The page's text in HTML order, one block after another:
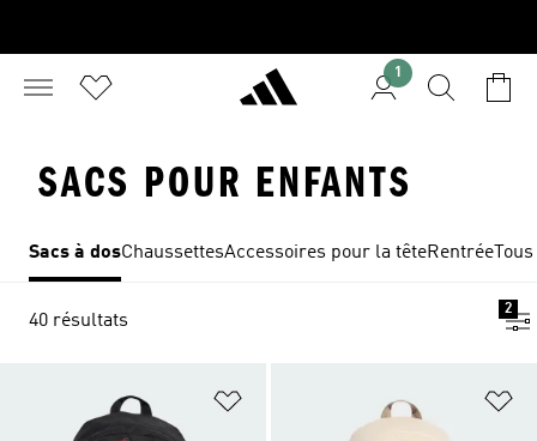
1
SACS POUR ENFANTS
Sacs à dosChaussettesAccessoires pour la têteRentrée
40 résultats
2
Ajouter à la Liste de produits